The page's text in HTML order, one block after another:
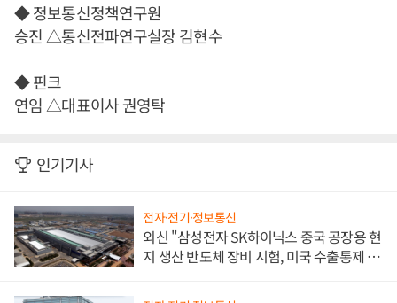
◆ 정보통신정책연구원
승진 △통신전파연구실장 김현수
◆ 핀크
연임 △대표이사 권영탁
인기기사
전자·전기·정보통신
외신 "삼성전자 SK하이닉스 중국 공장용 현
지 생산 반도체 장비 시험, 미국 수출통제 대